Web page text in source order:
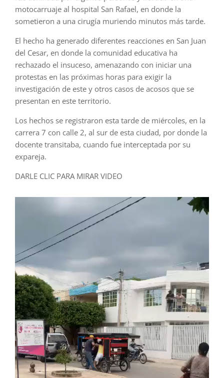
motocarruaje al hospital San Rafael, en donde la
sometieron a una cirugía muriendo minutos más tarde.
El hecho ha generado diferentes reacciones en San Juan
del Cesar, en donde la comunidad educativa ha
rechazado el insuceso, amenazando con iniciar una
protestas en las próximas horas para exigir la
investigación de este y otros casos de acosos que se
presentan en este territorio.
Los hechos se registraron esta tarde de miércoles, en la
carrera 7 con calle 2, al sur de esta ciudad, por donde la
docente transitaba, cuando fue interceptada por su
expareja.
DARLE CLIC PARA MIRAR VIDEO